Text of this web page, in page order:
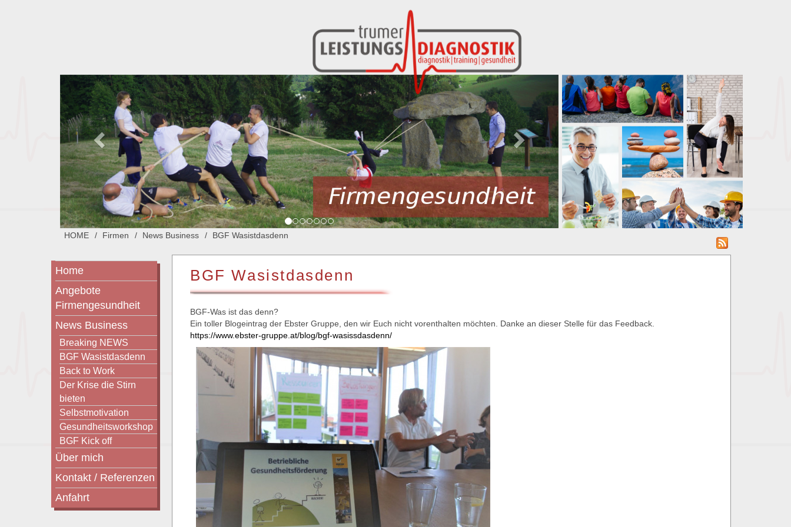
HOME Firmen News Business BGF Wasistdasdenn
Home
Angebote
Firmengesundheit
News Business
Breaking NEWS
BGF Wasistdasdenn
Back to Work
Der Krise die Stirn
bieten
Selbstmotivation
Gesundheitsworkshop
BGF Kick off
Über mich
Kontakt / Referenzen
Anfahrt
BGF Wasistdasdenn
BGF-Was ist das denn?
Ein toller Blogeintrag der Ebster Gruppe, den wir Euch nicht vorenthalten möchten. Danke an dieser Stelle für das Feedback.
https://www.ebster-gruppe.at/blog/bgf-wasissdasdenn/